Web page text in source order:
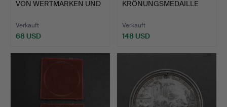
VON WERTMARKEN UND
Verkauft
68 USD
KRÖNUNGSMEDAILLE
Verkauft
148 USD